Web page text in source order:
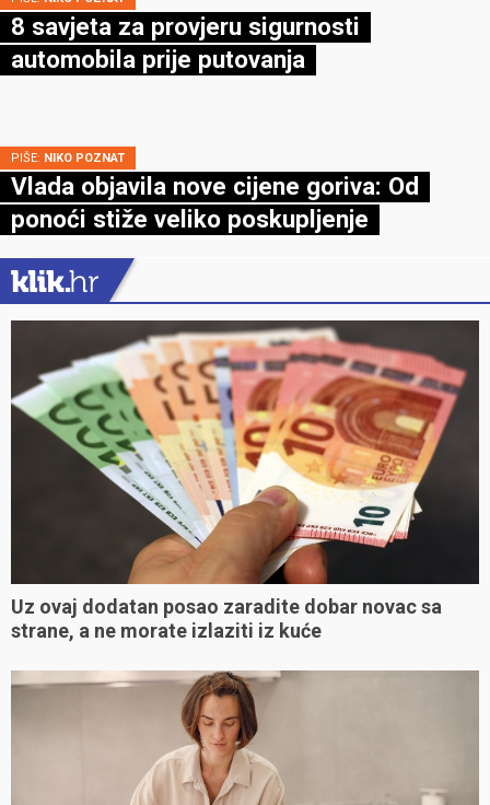
8 savjeta za provjeru sigurnosti
automobila prije putovanja
PIŠE: NIKO POZNAT
Vlada objavila nove cijene goriva: Od
ponoći stiže veliko poskupljenje
Uz ovaj dodatan posao zaradite dobar novac sa
strane, a ne morate izlaziti iz kuće